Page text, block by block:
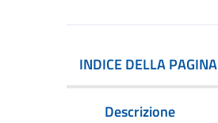
INDICE DELLA PAGINA
Descrizione